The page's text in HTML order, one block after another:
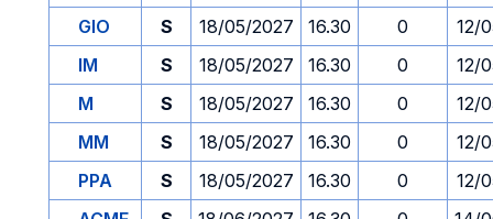
GIO
S 18/05/2027 16.30 0
12/
IM
S 18/05/2027 16.30 0
12/
M
S 18/05/2027 16.30 0
12/
MM
S 18/05/2027 16.30 0
12/
PPA
S 18/05/2027 16.30 0
12/